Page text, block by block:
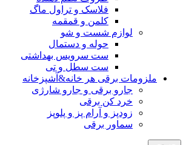
فلاسک و تراول ماگ
کلمن و قمقمه
لوازم شست و شو
حوله و دستمال
ست سرویس بهداشتی
ست سطل و تی
ملزومات برقی هر خانه&آشپزخانه
جارو برقی و جارو شارژی
خرد کن برقی
زودپز و آرام پز و پلوپز
سماور برقی